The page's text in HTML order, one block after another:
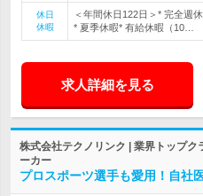
休日
休暇
＜年間休日122日＞* 完全週
* 夏季休暇* 有給休暇（10…
求人詳細を見る
株式会社テクノリンク | 業界トップ
ーカー
プロスポーツ選手も愛用！自社